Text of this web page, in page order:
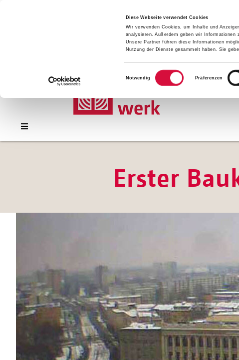
Diese Webseite verwendet Cookies
Wir verwenden Cookies, um Inhalte und
analysieren. Außerdem geben wir Informationen
Unsere Partner führen diese Informationen
Nutzung der Dienste gesammelt haben. Sie
Einwilligungsauswahl
Notwendig
Präferenzen
Erster